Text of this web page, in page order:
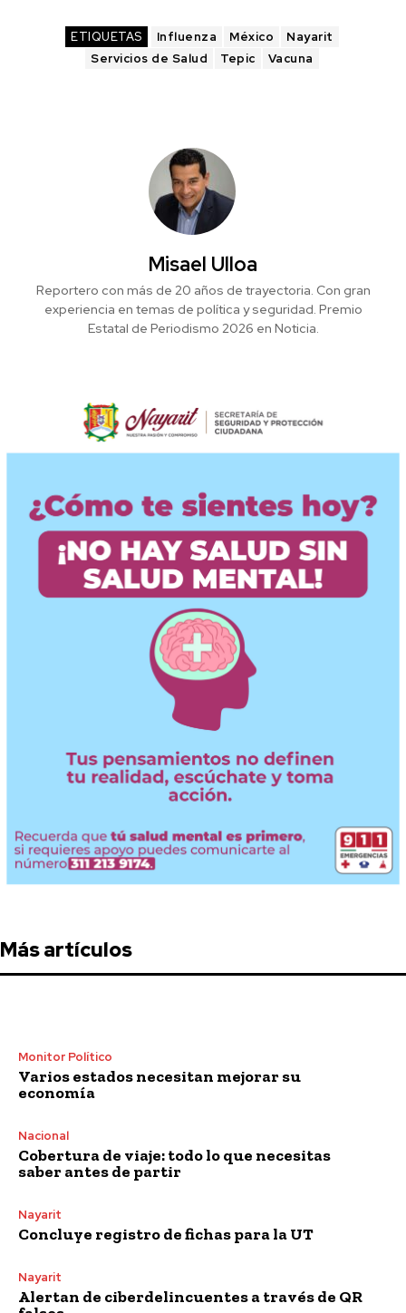
ETIQUETAS Influenza México
Nayarit
Servicios de Salud
Tepic Vacuna
Misael Ulloa
Reportero con más de 20 años de trayectoria. Con gran
experiencia en temas de política y seguridad. Premio
Estatal de Periodismo 2026 en Noticia.
Más artículos
Monitor Político
Varios estados necesitan mejorar su
economía
Nacional
Cobertura de viaje: todo lo que necesitas
saber antes de partir
Nayarit
Concluye registro de fichas para la UT
Nayarit
Alertan de ciberdelincuentes a través de QR